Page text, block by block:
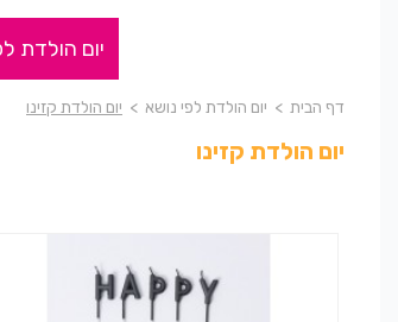
יום הולדת
דף הבית > יום הולדת לפי נושא > יום הולדת קזינו
יום הולדת קזינו